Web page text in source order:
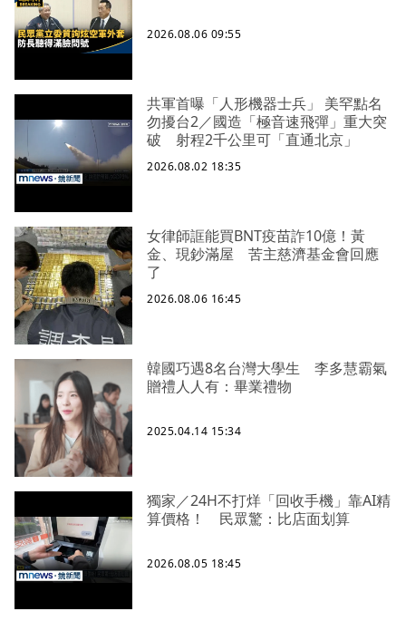
2026.08.06 09:55
共軍首曝「人形機器士兵」 美罕點名
勿擾台2／國造「極音速飛彈」重大突
破 射程2千公里可「直通北京」
2026.08.02 18:35
女律師誆能買BNT疫苗詐10億！黃
金、現鈔滿屋 苦主慈濟基金會回應
了
2026.08.06 16:45
韓國巧遇8名台灣大學生 李多慧霸氣
贈禮人人有：畢業禮物
2025.04.14 15:34
獨家／24H不打烊「回收手機」靠AI精
算價格！ 民眾驚：比店面划算
2026.08.05 18:45